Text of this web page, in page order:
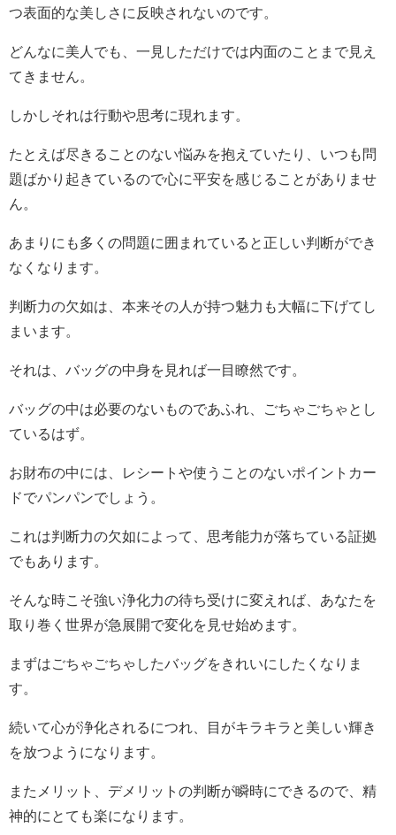
つ表面的な美しさに反映されないのです。
どんなに美人でも、一見しただけでは内面のことまで見え
てきません。
しかしそれは行動や思考に現れます。
たとえば尽きることのない悩みを抱えていたり、いつも問
題ばかり起きているので心に平安を感じることがありませ
ん。
あまりにも多くの問題に囲まれていると正しい判断ができ
なくなります。
判断力の欠如は、本来その人が持つ魅力も大幅に下げてし
まいます。
それは、バッグの中身を見れば一目瞭然です。
バッグの中は必要のないものであふれ、ごちゃごちゃとし
ているはず。
お財布の中には、レシートや使うことのないポイントカー
ドでパンパンでしょう。
これは判断力の欠如によって、思考能力が落ちている証拠
でもあります。
そんな時こそ強い浄化力の待ち受けに変えれば、あなたを
取り巻く世界が急展開で変化を見せ始めます。
まずはごちゃごちゃしたバッグをきれいにしたくなりま
す。
続いて心が浄化されるにつれ、目がキラキラと美しい輝き
を放つようになります。
またメリット、デメリットの判断が瞬時にできるので、精
神的にとても楽になります。